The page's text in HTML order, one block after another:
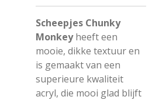
Scheepjes Chunky
Monkeyheeft een
mooie, dikke textuur en
is gemaakt van een
superieure kwaliteit
acryl, die mooi glad blijft